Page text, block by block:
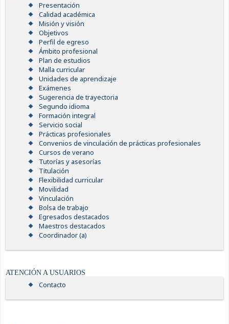
Presentación
Calidad académica
Misión y visión
Objetivos
Perfil de egreso
Ámbito profesional
Plan de estudios
Malla curricular
Unidades de aprendizaje
Exámenes
Sugerencia de trayectoria
Segundo idioma
Formación integral
Servicio social
Prácticas profesionales
Convenios de vinculación de prácticas profesionales
Cursos de verano
Tutorías y asesorías
Titulación
Flexibilidad curricular
Movilidad
Vinculación
Bolsa de trabajo
Egresados destacados
Maestros destacados
Coordinador (a)
ATENCIÓN A USUARIOS
Contacto